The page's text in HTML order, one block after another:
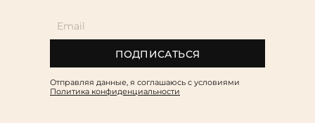
ПОДПИСАТЬСЯ
Отправляя данные, я соглашаюсь c условиями
Политика конфиденциальности